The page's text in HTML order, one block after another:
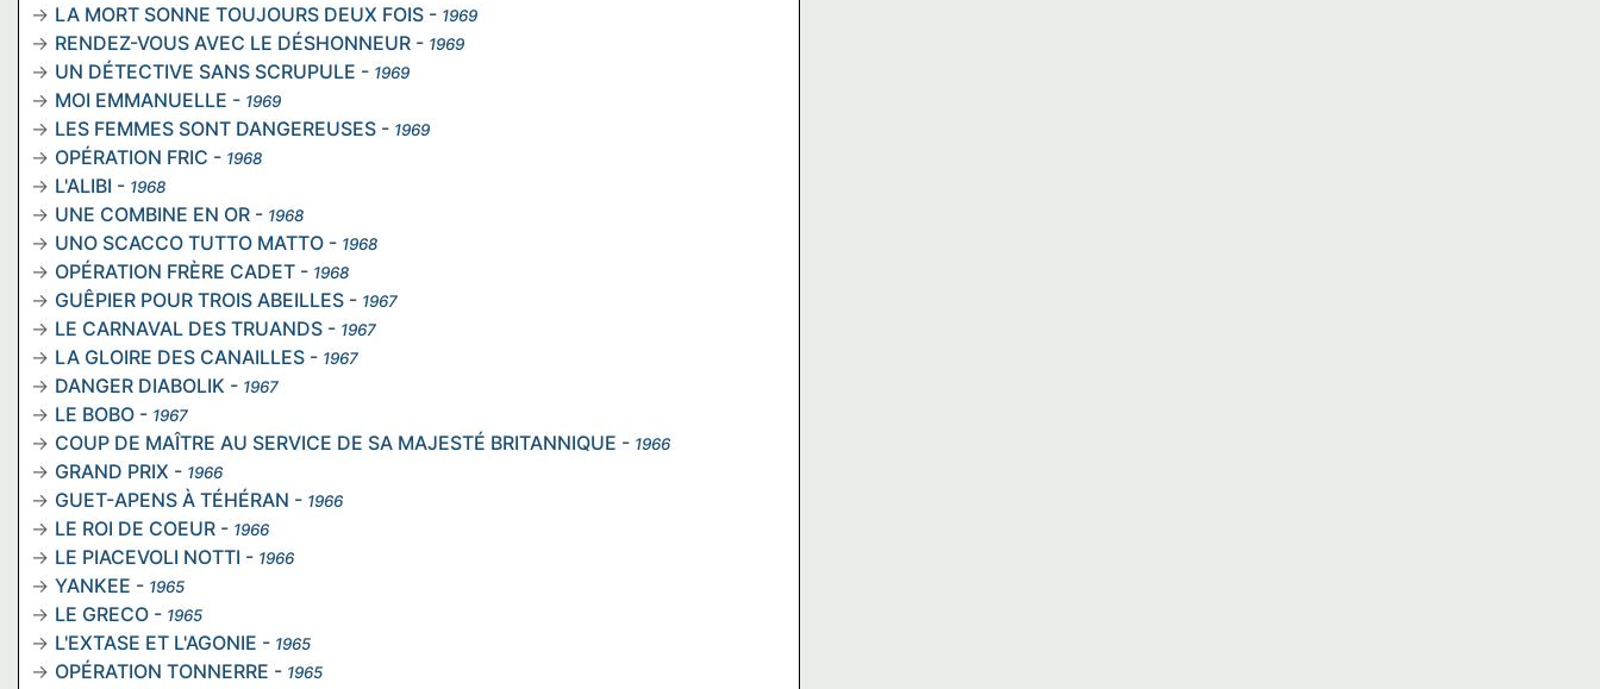
LA MORT SONNE TOUJOURS DEUX FOIS - 1969
RENDEZ-VOUS AVEC LE DÉSHONNEUR - 1969
UN DÉTECTIVE SANS SCRUPULE - 1969
MOI EMMANUELLE - 1969
LES FEMMES SONT DANGEREUSES - 1969
OPÉRATION FRIC - 1968
L'ALIBI - 1968
UNE COMBINE EN OR - 1968
UNO SCACCO TUTTO MATTO - 1968
OPÉRATION FRÈRE CADET - 1968
GUÊPIER POUR TROIS ABEILLES - 1967
LE CARNAVAL DES TRUANDS - 1967
LA GLOIRE DES CANAILLES - 1967
DANGER DIABOLIK - 1967
LE BOBO - 1967
COUP DE MAÎTRE AU SERVICE DE SA MAJESTÉ BRITANNIQUE - 1966
GRAND PRIX - 1966
GUET-APENS À TÉHÉRAN - 1966
LE ROI DE COEUR - 1966
LE PIACEVOLI NOTTI - 1966
YANKEE - 1965
LE GRECO - 1965
L'EXTASE ET L'AGONIE - 1965
OPÉRATION TONNERRE - 1965